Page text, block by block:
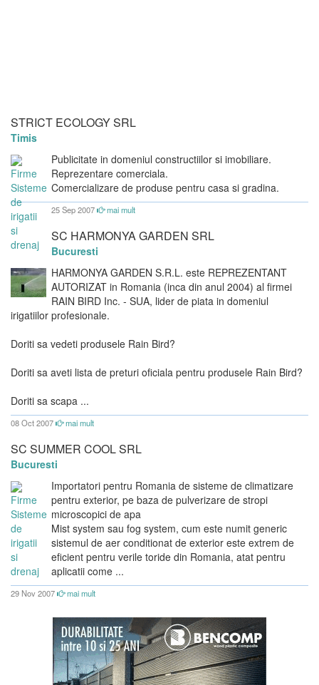
STRICT ECOLOGY SRL
Timis
Publicitate in domeniul constructiilor si imobiliare.
Reprezentare comerciala.
Comercializare de produse pentru casa si gradina.
25 Sep 2007 mai mult
SC HARMONYA GARDEN SRL
Bucuresti
HARMONYA GARDEN S.R.L. este REPREZENTANT
AUTORIZAT in Romania (inca din anul 2004) al firmei
RAIN BIRD Inc. - SUA, lider de piata in domeniul
irigatiilor profesionale.
Doriti sa vedeti produsele Rain Bird?
Doriti sa aveti lista de preturi oficiala pentru produsele Rain Bird?
Doriti sa scapa ...
08 Oct 2007 mai mult
SC SUMMER COOL SRL
Bucuresti
Importatori pentru Romania de sisteme de climatizare
pentru exterior, pe baza de pulverizare de stropi
microscopici de apa
Mist system sau fog system, cum este numit generic
sistemul de aer conditionat de exterior este extrem de
eficient pentru verile toride din Romania, atat pentru
aplicatii come ...
29 Nov 2007 mai mult